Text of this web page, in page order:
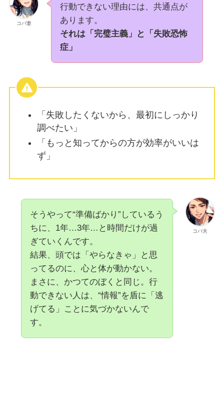
コバ妻
行動できない理由には、共通点が
あります。
それは「完璧主義」と「失敗恐怖
症」
「失敗したくないから、最初にしっかり
調べたい」
「もっと知ってからの方が効率がいいは
ず」
コバ夫
そうやって“準備ばかり”しているう
ちに、1年…3年…と時間だけが過
ぎていくんです。
結果、頭では「やらなきゃ」と思
ってるのに、心と体が動かない。
まさに、かつてのぼくと同じ。行
動できない人は、“情報”を盾に「逃
げてる」ことに気づかないんで
す。